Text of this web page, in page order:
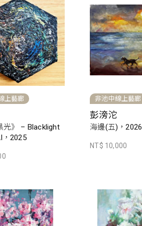
上藝廊
光》 – Blacklight
2025
非池中線上藝廊
彭滂沱
海邊(五)，2026
NT$ 10,000